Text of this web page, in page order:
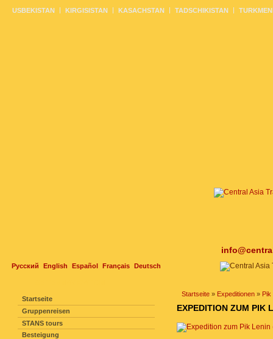
Русский English Español Français Deutsch
USBEKISTAN KIRGISISTAN KASACHSTAN TADSCHIKISTAN
Startseite » Expeditionen » Pik
EXPEDITION ZUM PIK
Startseite
Gruppenreisen
STANS tours
Besteigung